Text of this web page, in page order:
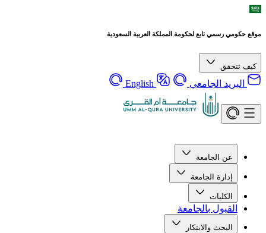
موقع حكومي رسمي تابع لحكومة المملكة العربية السعودية
كيف تتحقق
البريد الجامعي English
عن الجامعة
إدارة الجامعة
الكليات
القبول بالجامعة
البحث والابتكار